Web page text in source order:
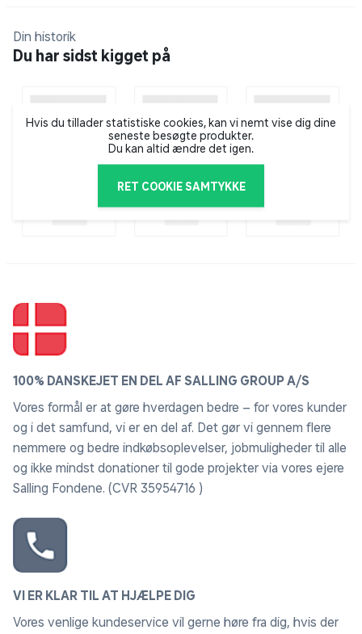
Indbygget justeringssystem i nakken
Godkendt efter Europæisk EN1078 standard
Velegnet til hverdagscyklister
Din historik
Du har sidst kigget på
Hvis du tillader statistiske cookies, kan vi nemt vise dig dine
seneste besøgte produkter.
Du kan altid ændre det igen.
RET COOKIE SAMTYKKE
100% DANSKEJET EN DEL AF SALLING GROUP A/S
Vores formål er at gøre hverdagen bedre – for vores kunder
og i det samfund, vi er en del af. Det gør vi gennem flere
nemmere og bedre indkøbsoplevelser, jobmuligheder til alle
og ikke mindst donationer til gode projekter via vores ejere
Salling Fondene. (CVR 35954716 )
VI ER KLAR TIL AT HJÆLPE DIG
Vores venlige kundeservice vil gerne høre fra dig, hvis der